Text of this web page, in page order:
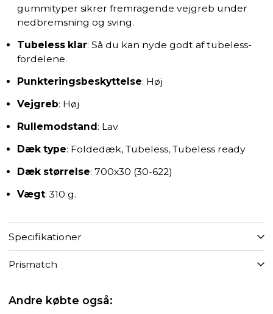
gummityper sikrer fremragende vejgreb under
nedbremsning og sving.
Tubeless klar: Så du kan nyde godt af tubeless-
fordelene.
Punkteringsbeskyttelse: Høj
Vejgreb: Høj
Rullemodstand : Lav
Dæk type: Foldedæk, Tubeless, Tubeless ready
Dæk størrelse: 700x30 (30-622)
Vægt: 310 g.
Specifikationer
Prismatch
Andre købte også: